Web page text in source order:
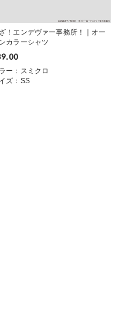
！エンデヴァー事務所！｜オー
カラーシャツ
ー：スミクロ
ズ：SS